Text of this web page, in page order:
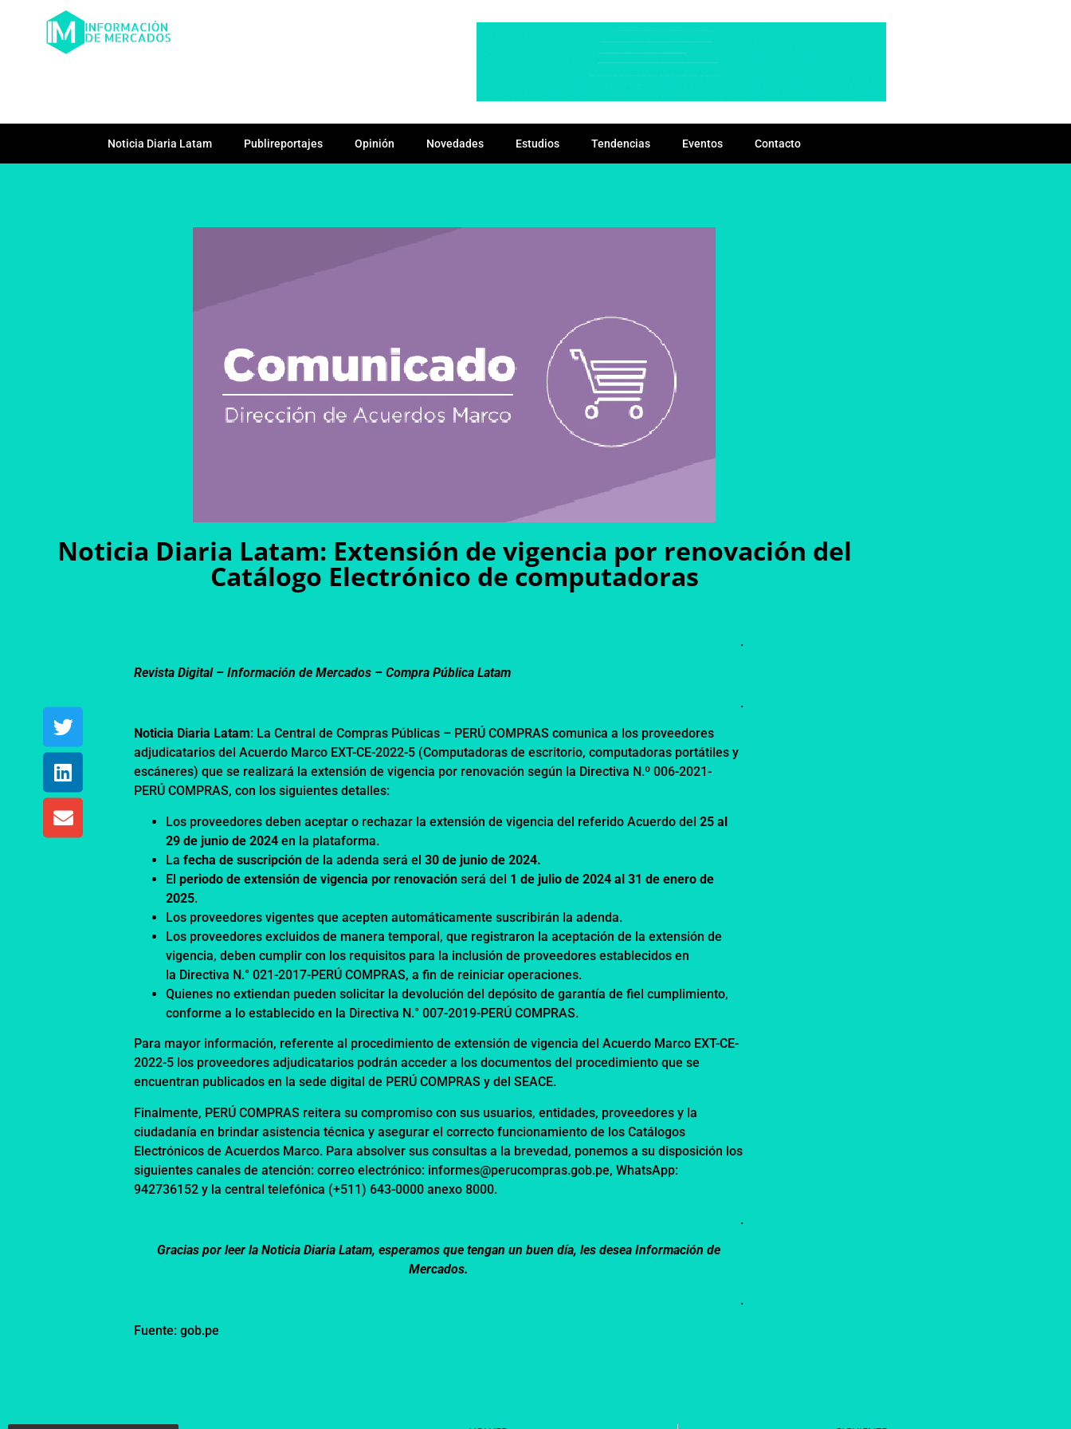
Noticia Diaria Latam Publireportajes Opinión Novedades Estudios Tendencias Eventos Contacto
Noticia Diaria Latam: Extensión de vigencia por renovación del
Catálogo Electrónico de computadoras
.
Revista Digital – Información de Mercados –Compra Pública Latam
.
Noticia Diaria Latam: La Central de Compras Públicas – PERÚ COMPRAS comunica a los proveedores
adjudicatarios del Acuerdo Marco EXT-CE-2022-5 (Computadoras de escritorio, computadoras portátiles y
escáneres) que se realizará la extensión de vigencia por renovación según la Directiva N.º 006-2021-
PERÚ COMPRAS, con los siguientes detalles:
Los proveedores deben aceptar o rechazar la extensión de vigencia del referido Acuerdo del25 al
29 de junio de 2024 en la plataforma.
Lafecha de suscripciónde la adenda será el30 de junio de 2024.
Elperiodo de extensión de vigencia por renovaciónserá del 1 de julio de 2024 al 31 de enero de
2025.
Los proveedores vigentes que acepten automáticamente suscribirán la adenda.
Los proveedores excluidos de manera temporal, que registraron la aceptación de la extensión de
vigencia, deben cumplir con los requisitos para la inclusión de proveedores establecidos en
la Directiva N.° 021-2017-PERÚ COMPRAS, a fin de reiniciar operaciones.
Quienes no extiendan pueden solicitar la devolución del depósito de garantía de fiel cumplimiento,
conforme a lo establecido en la Directiva N.° 007-2019-PERÚ COMPRAS.
Para mayor información, referente al procedimiento de extensión de vigencia del Acuerdo Marco EXT-CE-
2022-5 los proveedores adjudicatarios podrán acceder a los documentos del procedimiento que se
encuentran publicados en la sede digital de PERÚ COMPRAS y del SEACE.
Finalmente, PERÚ COMPRAS reitera su compromiso con sus usuarios, entidades, proveedores y la
ciudadanía en brindar asistencia técnica y asegurar el correcto funcionamiento de los Catálogos
Electrónicos de Acuerdos Marco. Para absolver sus consultas a la brevedad, ponemos a su disposición los
siguientes canales de atención: correo electrónico: informes@perucompras.gob.pe, WhatsApp:
942736152 y la central telefónica (+511) 643-0000 anexo 8000.
.
Gracias por leer la Noticia Diaria Latam, esperamos que tengan un buen día, les desea Información de
Mercados.
.
Fuente: gob.pe